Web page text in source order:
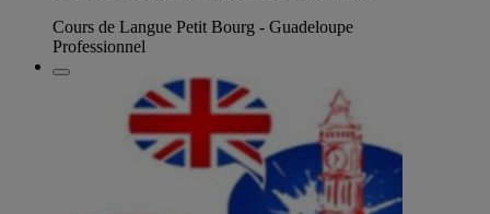
Cours de Langue Petit Bourg - Guadeloupe
Professionnel